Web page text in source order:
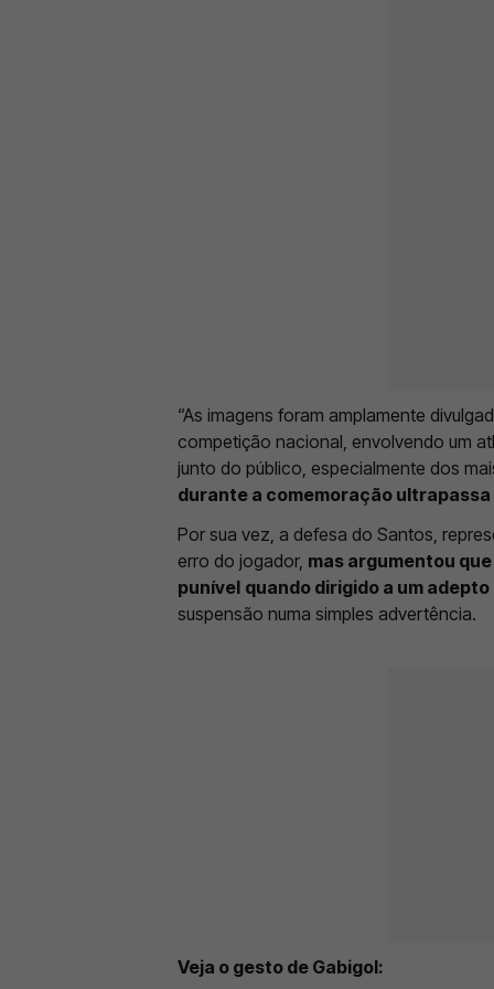
“As imagens foram amplamente
competição nacional, envolvendo um
junto do público, especialmente dos
durante a comemoração
Por sua vez, a defesa do Santos,
erro do jogador, mas argumentou
punível quando dirigido a um
suspensão numa simples advertência.
Veja o gesto de Gabigol: